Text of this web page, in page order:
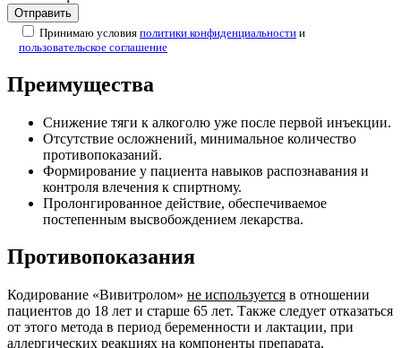
Принимаю условия политики конфиденциальности и
пользовательское соглашение
Преимущества
Снижение тяги к алкоголю уже после первой инъекции.
Отсутствие осложнений, минимальное количество
противопоказаний.
Формирование у пациента навыков распознавания и
контроля влечения к спиртному.
Пролонгированное действие, обеспечиваемое
постепенным высвобождением лекарства.
Противопоказания
Кодирование «Вивитролом» не используется в отношении
пациентов до 18 лет и старше 65 лет. Также следует отказаться
от этого метода в период беременности и лактации, при
аллергических реакциях на компоненты препарата,